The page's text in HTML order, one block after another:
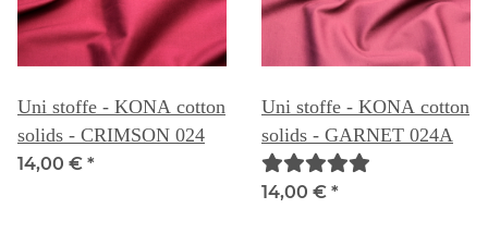
Uni stoffe - KONA cotton
solids - CRIMSON 024
14,00 € *
Uni stoffe - KONA cotton
solids - GARNET 024A
14,00 € *